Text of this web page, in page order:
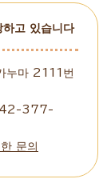
고 있습니다
누마 2111번
377-
문의